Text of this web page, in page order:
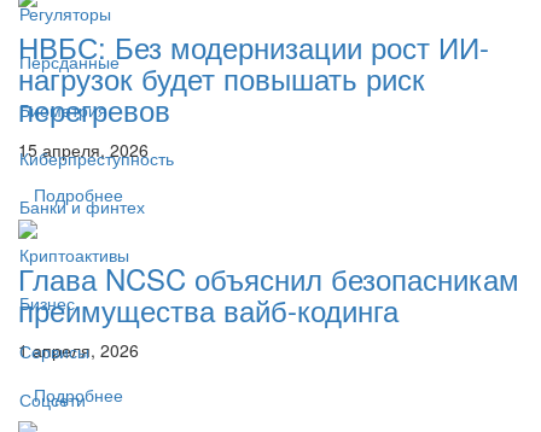
Регуляторы
Персданные
Биометрия
Киберпреступность
Банки и финтех
Криптоактивы
Бизнес
Сервисы
Соцсети
НВБС: Без модернизации рост ИИ-
нагрузок будет повышать риск
перегревов
15 апреля, 2026
Подробнее
Глава NCSC объяснил безопасникам
преимущества вайб-кодинга
1 апреля, 2026
Подробнее